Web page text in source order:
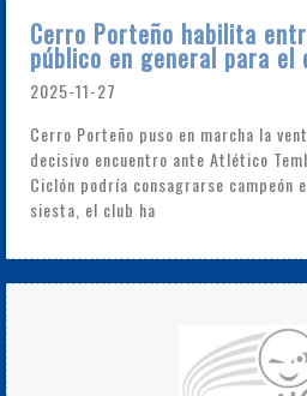
Cerro Porteño habilita
público en general para
2025-11-27
Cerro Porteño puso en marcha la
decisivo encuentro ante Atlético
Ciclón podría consagrarse campeón
siesta, el club ha